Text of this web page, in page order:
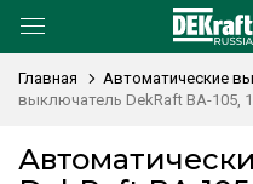
Главная Автоматические
выключатель DekRaft ВА-105,